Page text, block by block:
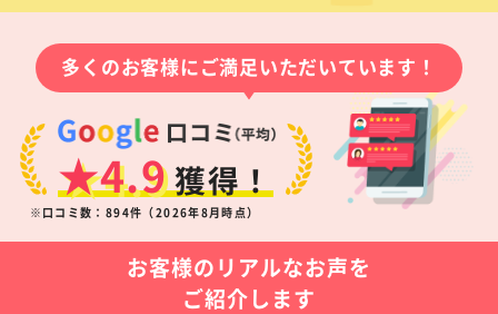
多くのお客様にご満足いただいています！
★4.9獲得！
※口コミ数：894件（2026年8月時点）
お客様のリアルなお声を
ご紹介します